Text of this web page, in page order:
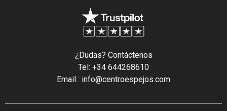
¿Dudas? Contáctenos
Tel: +34 644268610
Email : info@centroespejos.com